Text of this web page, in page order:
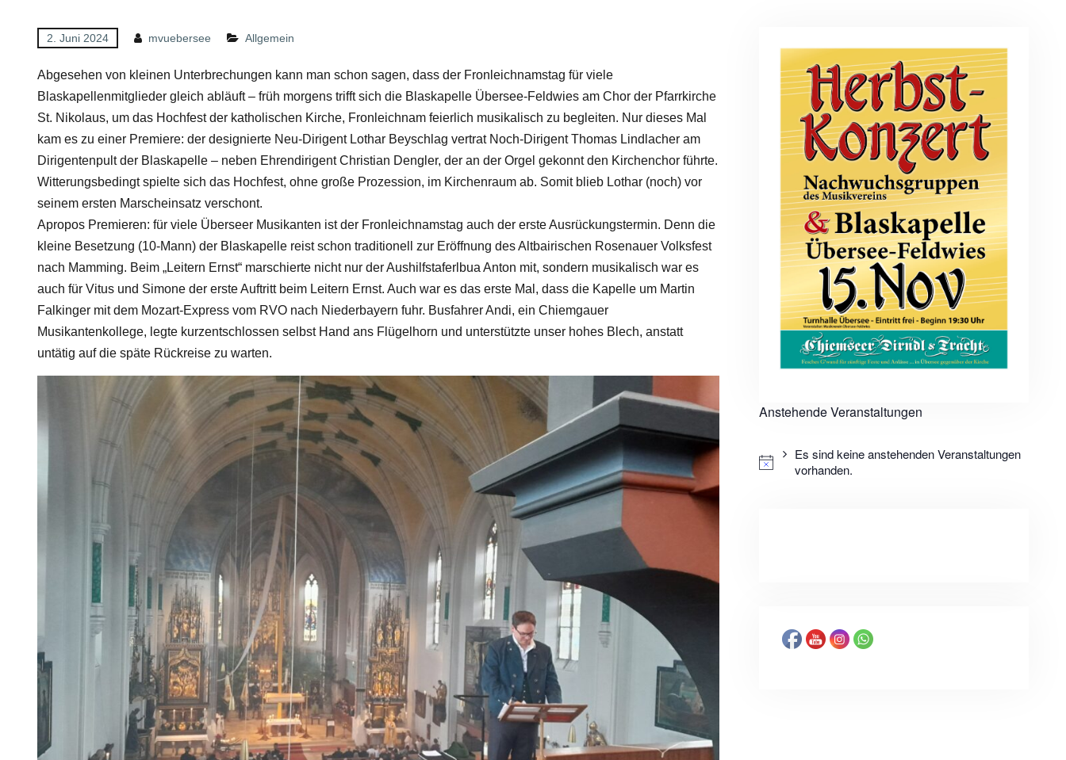
2. Juni 2024 mvuebersee Allgemein
Abgesehen von kleinen Unterbrechungen kann man schon sagen, dass der Fronleichnamstag für viele
Blaskapellenmitglieder gleich abläuft – früh morgens trifft sich die Blaskapelle Übersee-Feldwies am Chor der Pfarrkirche
St. Nikolaus, um das Hochfest der katholischen Kirche, Fronleichnam feierlich musikalisch zu begleiten. Nur dieses Mal
kam es zu einer Premiere: der designierte Neu-Dirigent Lothar Beyschlag vertrat Noch-Dirigent Thomas Lindlacher am
Dirigentenpult der Blaskapelle – neben Ehrendirigent Christian Dengler, der an der Orgel gekonnt den Kirchenchor führte.
Witterungsbedingt spielte sich das Hochfest, ohne große Prozession, im Kirchenraum ab. Somit blieb Lothar (noch) vor
seinem ersten Marscheinsatz verschont.
Apropos Premieren: für viele Überseer Musikanten ist der Fronleichnamstag auch der erste Ausrückungstermin. Denn die
kleine Besetzung (10-Mann) der Blaskapelle reist schon traditionell zur Eröffnung des Altbairischen Rosenauer Volksfest
nach Mamming. Beim „Leitern Ernst“ marschierte nicht nur der Aushilfstaferlbua Anton mit, sondern musikalisch war es
auch für Vitus und Simone der erste Auftritt beim Leitern Ernst. Auch war es das erste Mal, dass die Kapelle um Martin
Falkinger mit dem Mozart-Express vom RVO nach Niederbayern fuhr. Busfahrer Andi, ein Chiemgauer
Musikantenkollege, legte kurzentschlossen selbst Hand ans Flügelhorn und unterstützte unser hohes Blech, anstatt
untätig auf die späte Rückreise zu warten.
Anstehende Veranstaltungen
Es sind keine anstehenden Veranstaltungen
vorhanden.